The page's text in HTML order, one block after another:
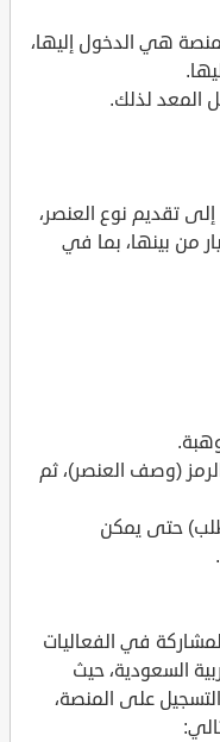
هي الدخول إليها،
المعد لذلك.
تقديم نوع العنصر،
من بينها، بما في
(وصف العنصر)، ثم
حتى يمكن
في الفعاليات
السعودية، حيث
على المنصة،